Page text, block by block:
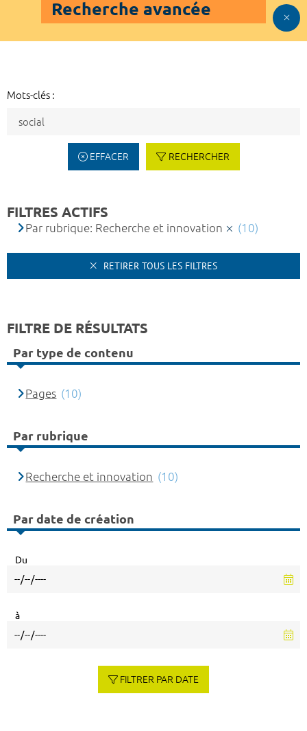
Recherche avancée
Mots-clés :
EFFACER RECHERCHER
FILTRES ACTIFS
Par rubrique: Recherche et innovation (10)
RETIRER TOUS LES FILTRES
FILTRE DE RÉSULTATS
Par type de contenu
Pages (10)
Par rubrique
Recherche et innovation (10)
Par date de création
Du
à
FILTRER PAR DATE